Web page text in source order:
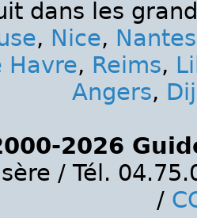
dans les
, Nice, Nantes
Havre, Reims,
Angers,
2026
/ Tél.
/